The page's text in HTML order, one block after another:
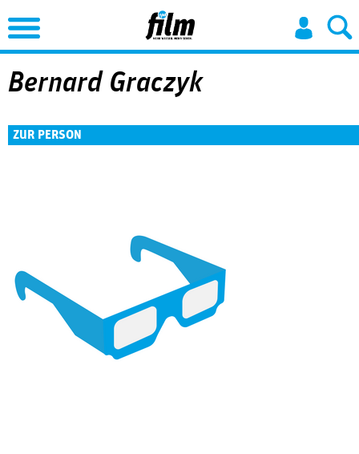
Jump to Navigation
Bernard Graczyk
ZUR PERSON